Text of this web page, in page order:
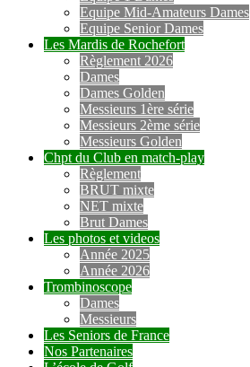
Equipe Mid-Amateurs Dames
Equipe Senior Dames
Les Mardis de Rochefort
Règlement 2026
Dames
Dames Golden
Messieurs 1ère série
Messieurs 2ème série
Messieurs Golden
Chpt du Club en match-play
Règlement
BRUT mixte
NET mixte
Brut Dames
Les photos et videos
Année 2025
Année 2026
Trombinoscope
Dames
Messieurs
Les Seniors de France
Nos Partenaires